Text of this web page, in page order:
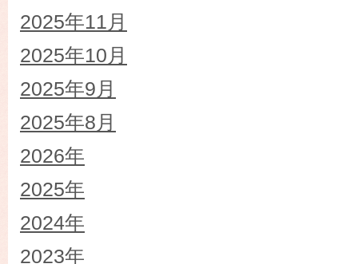
2025年11月
2025年10月
2025年9月
2025年8月
2026年
2025年
2024年
2023年